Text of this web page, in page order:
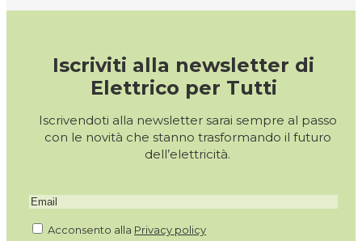
Iscriviti alla newsletter di
Elettrico per Tutti
Iscrivendoti alla newsletter sarai sempre al passo
con le novità che stanno trasformando il futuro
dell’elettricità.
Acconsento alla Privacy policy